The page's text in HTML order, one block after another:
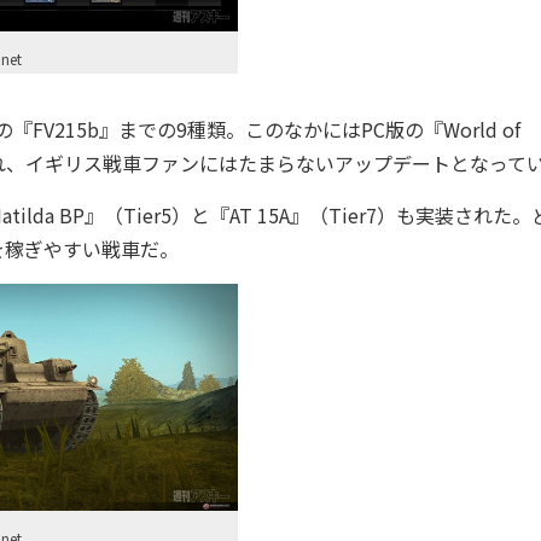
』までの9種類。このなかにはPC版の『World of
イギリス戦車ファンにはたまらないアップデートとなって
BP』（Tier5）と『AT 15A』（Tier7）も実装された。
ぎやすい戦車だ。